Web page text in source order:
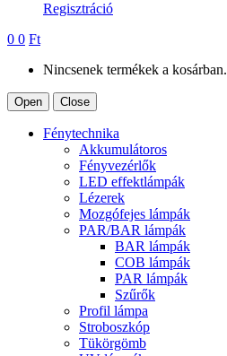
Regisztráció
0 0 Ft
Nincsenek termékek a kosárban.
Open Close
Fénytechnika
Akkumulátoros
Fényvezérlők
LED effektlámpák
Lézerek
Mozgófejes lámpák
PAR/BAR lámpák
BAR lámpák
COB lámpák
PAR lámpák
Szűrők
Profil lámpa
Stroboszkóp
Tükörgömb